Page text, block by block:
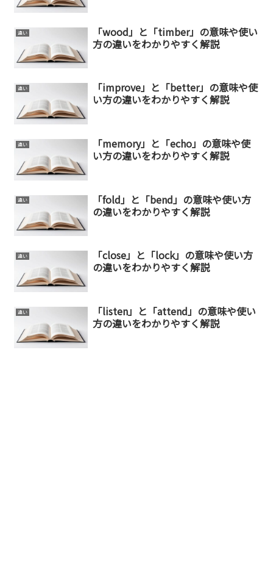
違い
「wood」と「timber」の意味や使い
方の違いをわかりやすく解説
違い
「improve」と「better」の意味や使
い方の違いをわかりやすく解説
違い
「memory」と「echo」の意味や使
い方の違いをわかりやすく解説
違い
「fold」と「bend」の意味や使い方
の違いをわかりやすく解説
違い
「close」と「lock」の意味や使い方
の違いをわかりやすく解説
違い
「listen」と「attend」の意味や使い
方の違いをわかりやすく解説